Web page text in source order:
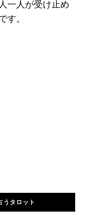
一人が受け止め
す。
うタロット